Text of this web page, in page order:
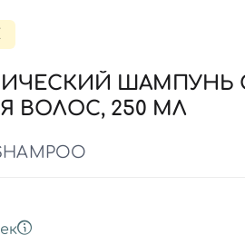
ШАМПУНЬ
ВОЛОС, 250 МЛ